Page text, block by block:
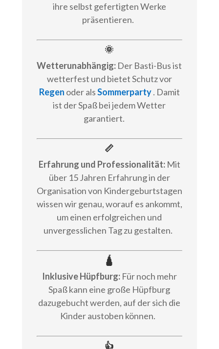
ihre selbst gefertigten Werke
präsentieren.
🌞
Wetterunabhängig: Der Basti-Bus ist
wetterfest und bietet Schutz vor
Regen oder alsSommerparty. Damit
ist der Spaß bei jedem Wetter
garantiert.
📏
Erfahrung und Professionalität:Mit
über 15 Jahren Erfahrung in der
Organisation von Kindergeburtstagen
wissen wir genau, worauf es ankommt,
um einen erfolgreichen und
unvergesslichen Tag zu gestalten.
🛕
Inklusive Hüpfburg:Für noch mehr
Spaß kann eine große Hüpfburg
dazugebucht werden, auf der sich die
Kinder austoben können.
👍